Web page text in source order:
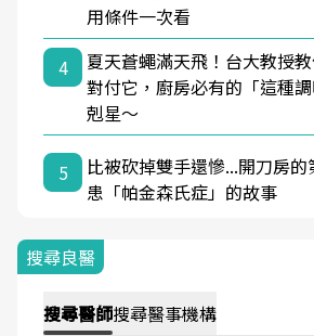
用條件一次看
4
夏天蒼蠅滿天飛！台大教授教
對付它，廚房必有的「這種
剋星～
5
比被砍掉雙手還慘...開刀房
患「帕金森氏症」的故事
搜尋良醫
搜尋醫師搜尋醫事機構